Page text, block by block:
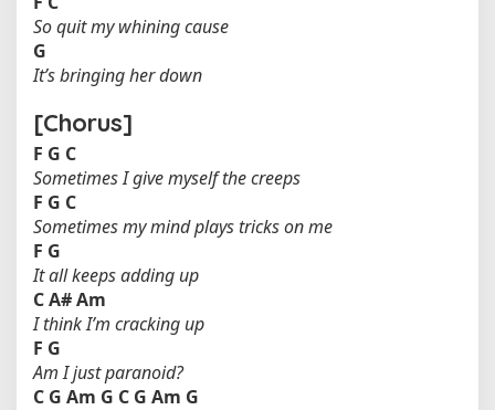
So quit my whining cause
G
It’s bringing her down
[Chorus]
F G C
Sometimes I give myself the creeps
F G C
Sometimes my mind plays tricks on me
F G
It all keeps adding up
CA#Am
I think I’m cracking up
F G
Am I just paranoid?
C G Am G C G Am G